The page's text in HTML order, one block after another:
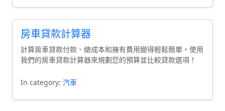
房車貸款計算器
計算房車貸款付款、總成本和擁有費用變得輕鬆簡單。使用
我們的房車貸款計算器來規劃您的預算並比較貸款選項！
In category: 汽車